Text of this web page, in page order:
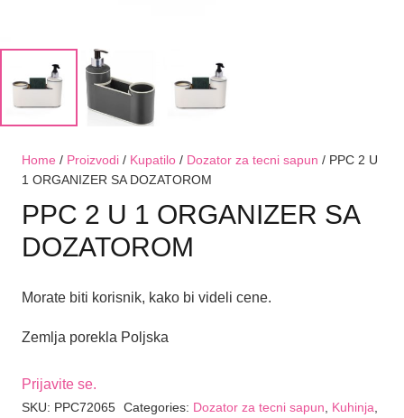
Home / Proizvodi / Kupatilo / Dozator za tecni sapun / PPC 2 U
1 ORGANIZER SA DOZATOROM
PPC 2 U 1 ORGANIZER SA
DOZATOROM
Morate biti korisnik, kako bi videli cene.
Zemlja porekla Poljska
Prijavite se.
SKU: PPC72065 Categories: Dozator za tecni sapun Kuhinja